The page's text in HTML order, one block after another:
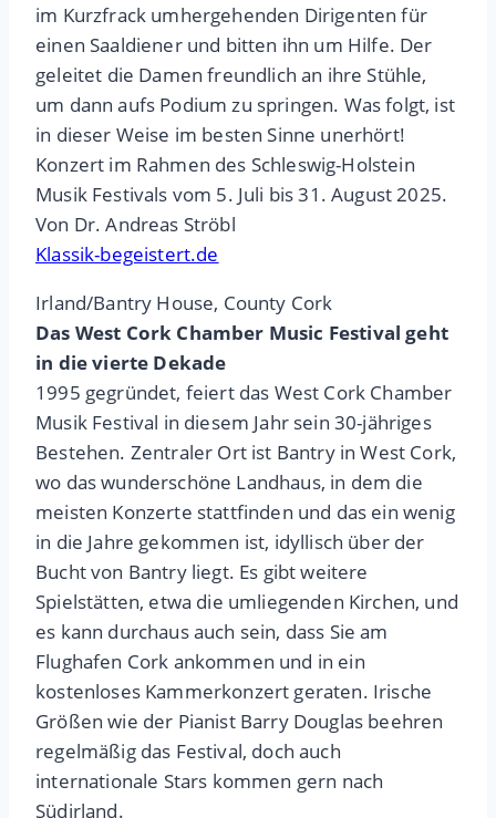
im Kurzfrack umhergehenden Dirigenten für
einen Saaldiener und bitten ihn um Hilfe. Der
geleitet die Damen freundlich an ihre Stühle,
um dann aufs Podium zu springen. Was folgt, ist
in dieser Weise im besten Sinne unerhört!
Konzert im Rahmen des Schleswig-Holstein
Musik Festivals vom 5. Juli bis 31. August 2025.
Von Dr. Andreas Ströbl
Klassik-begeistert.de
Irland/Bantry House, County Cork
Das West Cork Chamber Music Festival geht
in die vierte Dekade
1995 gegründet, feiert das West Cork Chamber
Musik Festival in diesem Jahr sein 30-jähriges
Bestehen. Zentraler Ort ist Bantry in West Cork,
wo das wunderschöne Landhaus, in dem die
meisten Konzerte stattfinden und das ein wenig
in die Jahre gekommen ist, idyllisch über der
Bucht von Bantry liegt. Es gibt weitere
Spielstätten, etwa die umliegenden Kirchen, und
es kann durchaus auch sein, dass Sie am
Flughafen Cork ankommen und in ein
kostenloses Kammerkonzert geraten. Irische
Größen wie der Pianist Barry Douglas beehren
regelmäßig das Festival, doch auch
internationale Stars kommen gern nach
Südirland.